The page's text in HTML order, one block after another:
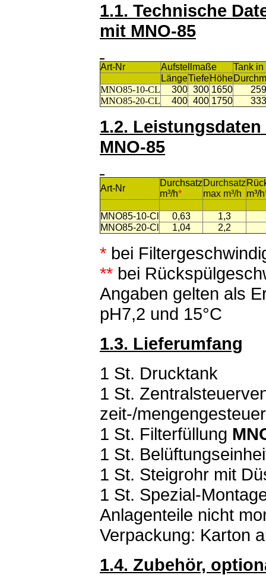
1.1. Technische
mit MNO-85
Art-Nr Aufstellmaße
Tank in
LängeTiefeHöheDurchm
MNO85-10-CL
300 300 1650
259
MNO85-20-CL
400 400 1750 333
1.2. Leistungsdaten
MNO-85
Art-Nr
Durchsatz
m³/h*
Durchsatz
max m³/h m³/h
MNO85-10-Cl 0,63 1,3
MNO85-20-Cl
1,04 2,2
* bei
** bei
Angaben gelten als
pH7,2 und 15°C
1.3. Lieferumfang
1 St. Drucktank
1 St.
zeit-/
1 St. Filterfüllung
1 St.
1 St. Steigrohr mit
1 St. Spezial-
Anlagenteile nicht
Verpackung:
1.4. Zubehör,